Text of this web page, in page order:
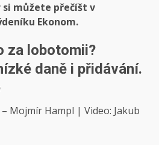
můžete přečíšt v
Ekonom.
za lobotomii?
daně i přidávání.
Mojmír Hampl | Video: Jakub